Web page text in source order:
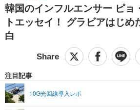
IT・デジタルTOP
ショッピング
SPEED TEST
エンタメ
エンタメTOP
音楽
ペット
リリース一覧
プッシュ通知の停止方法
韓国のインフルエンサー ピョ
トエッセイ！ グラビアはじ
白
注目記事
10G光回線導入レポ